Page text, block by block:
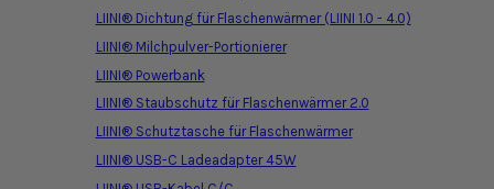
LIINI® Dichtung für Flaschenwärmer (LIINI 1.0 - 4.0)
LIINI® Milchpulver-Portionierer
LIINI® Powerbank
LIINI® Staubschutz für Flaschenwärmer 2.0
LIINI® Schutztasche für Flaschenwärmer
LIINI® USB-C Ladeadapter 45W